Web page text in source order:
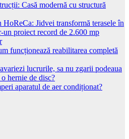
Casă modernă cu structură
HoReCa: Jidvei transformă terasele în
un proiect record de 2.600 mp
funcționează reabilitarea completă
lucrurile, sa nu zgarii podeaua
hernie de disc?
aparatul de aer condiționat?